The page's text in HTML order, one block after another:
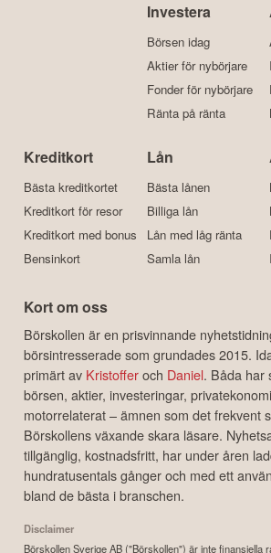
Investera
Börsen idag
Aktier för nybörjare
Fonder för nybörjare
Ränta på ränta
Kreditkort
Bästa kreditkortet
Kreditkort för resor
Kreditkort med bonus
Bensinkort
Lån
Bästa lånen
Billiga lån
Lån med låg ränta
Samla lån
Kort om oss
Börskollen är en prisvinnande
börsintresserade som grundades 2015.
primärt av Kristofferoch Daniel. Båda har
börsen, aktier, investeringar,
motorrelaterat – ämnen som det frekvent
Börskollens växande skara läsare.
tillgänglig, kostnadsfritt, har under åren
hundratusentals gånger och med ett
bland de bästa i branschen.
Disclaimer
Börskollen Sverige AB ("Börskollen") är inte finansiella